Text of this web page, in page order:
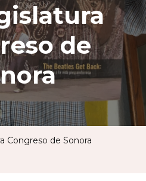
de
Congreso de Sonora